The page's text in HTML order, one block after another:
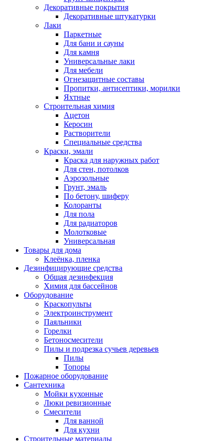
Декоративные покрытия
Декоративные штукатурки
Лаки
Паркетные
Для бани и сауны
Для камня
Универсальные лаки
Для мебели
Огнезащитные составы
Пропитки, антисептики, морилки
Яхтные
Строительная химия
Ацетон
Керосин
Растворители
Специальные средства
Краски, эмали
Краска для наружных работ
Для стен, потолков
Аэрозольные
Грунт, эмаль
По бетону, шиферу
Колоранты
Для пола
Для радиаторов
Молотковые
Универсальная
Товары для дома
Клеёнка, пленка
Дезинфицирующие средства
Общая дезинфекция
Химия для бассейнов
Оборудование
Краскопульты
Электроинструмент
Паяльники
Горелки
Бетоносмесители
Пилы и подрезка сучьев деревьев
Пилы
Топоры
Пожарное оборудование
Сантехника
Мойки кухонные
Люки ревизионные
Смесители
Для ванной
Для кухни
Строительные материалы